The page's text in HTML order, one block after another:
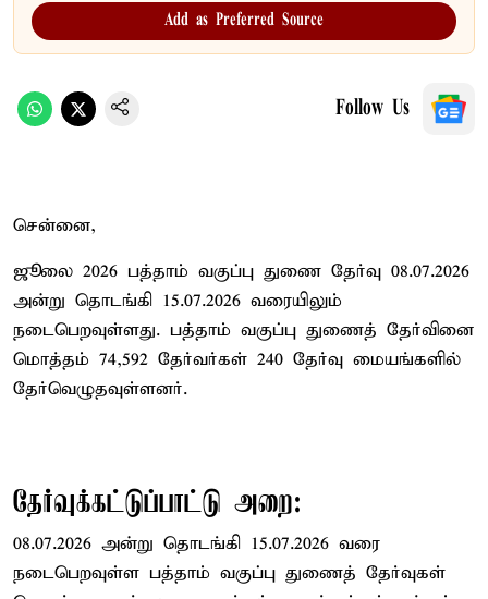
Add as Preferred Source
Follow Us
சென்னை,
ஜூலை 2026 பத்தாம் வகுப்பு துணை தேர்வு 08.07.2026
அன்று தொடங்கி 15.07.2026 வரையிலும்
நடைபெறவுள்ளது. பத்தாம் வகுப்பு துணைத் தேர்வினை
மொத்தம் 74,592 தேர்வர்கள் 240 தேர்வு மையங்களில்
தேர்வெழுதவுள்ளனர்.
தேர்வுக்கட்டுப்பாட்டு அறை:
08.07.2026 அன்று தொடங்கி 15.07.2026 வரை
நடைபெறவுள்ள பத்தாம் வகுப்பு துணைத் தேர்வுகள்